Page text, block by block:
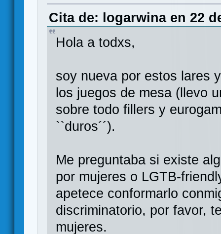
Cita de: logarwina en 22
Hola a todxs,
soy nueva por estos lares
los juegos de mesa (llevo
sobre todo fillers y
``duros´´).
Me preguntaba si existe
por mujeres o LGTB-
apetece conformarlo
discriminatorio, por favor,
mujeres.